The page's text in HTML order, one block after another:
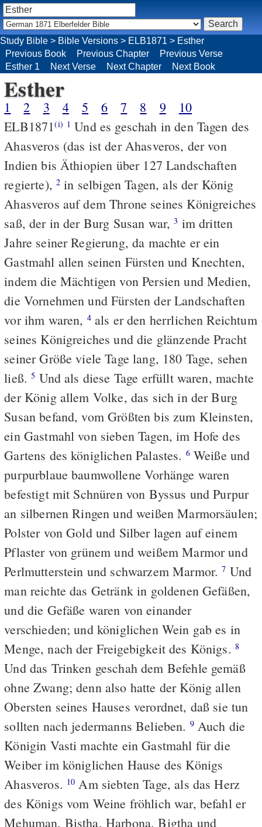
Study Bible > Bible Versions > ELB1871 > Esther
Previous Book
Previous Chapter
Previous Verse
Esther 1
Next Verse Next Chapter Next Book
Esther
1 2 3 4 5 6 7 8 9
10
ELB1871(i) 1 Und es geschah in den Tagen des
Ahasveros (das ist der Ahasveros, der von
Indien bis Äthiopien über 127 Landschaften
regierte), 2 in selbigen Tagen, als der König
Ahasveros auf dem Throne seines Königreiches
saß, der in der Burg Susan war,3 im dritten
Jahre seiner Regierung, da machte er ein
Gastmahl allen seinen Fürsten und Knechten,
indem die Mächtigen von Persien und Medien,
die Vornehmen und Fürsten der Landschaften
vor ihm waren, 4als er den herrlichen Reichtum
seines Königreiches und die glänzende Pracht
seiner Größe viele Tage lang, 180 Tage, sehen
ließ.5 Und als diese Tage erfüllt waren, machte
der König allem Volke, das sich in der Burg
Susan befand, vom Größten bis zum Kleinsten,
ein Gastmahl von sieben Tagen, im Hofe des
Gartens des königlichen Palastes. 6Weiße und
purpurblaue baumwollene Vorhänge waren
befestigt mit Schnüren von Byssus und Purpur
an silbernen Ringen und weißen Marmorsäulen;
Polster von Gold und Silber lagen auf einem
Pflaster von grünem und weißem Marmor und
Perlmutterstein und schwarzem Marmor.7 Und
man reichte das Getränk in goldenen Gefäßen,
und die Gefäße waren von einander
verschieden; und königlichen Wein gab es in
Menge, nach der Freigebigkeit des Königs. 8
Und das Trinken geschah dem Befehle gemäß
ohne Zwang; denn also hatte der König allen
Obersten seines Hauses verordnet, daß sie tun
sollten nach jedermanns Belieben. 9Auch die
Königin Vasti machte ein Gastmahl für die
Weiber im königlichen Hause des Königs
Ahasveros. 10 Am siebten Tage, als das Herz
des Königs vom Weine fröhlich war, befahl er
Mehuman, Bistha, Harbona, Bigtha und